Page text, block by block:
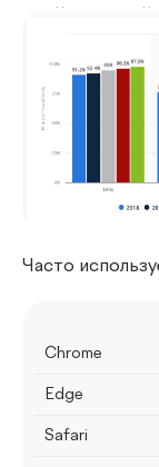
Часто
Chrome
Edge
Safari